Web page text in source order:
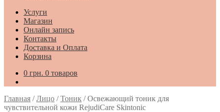
Услуги
Магазин
Онлайн запись
Контакты
Доставка и Оплата
Корзина
0 грн. 0 товаров
Главная /Лицо /Тоник /Освежающий тоник для
чувствительной кожи RejudiCare Skintonic